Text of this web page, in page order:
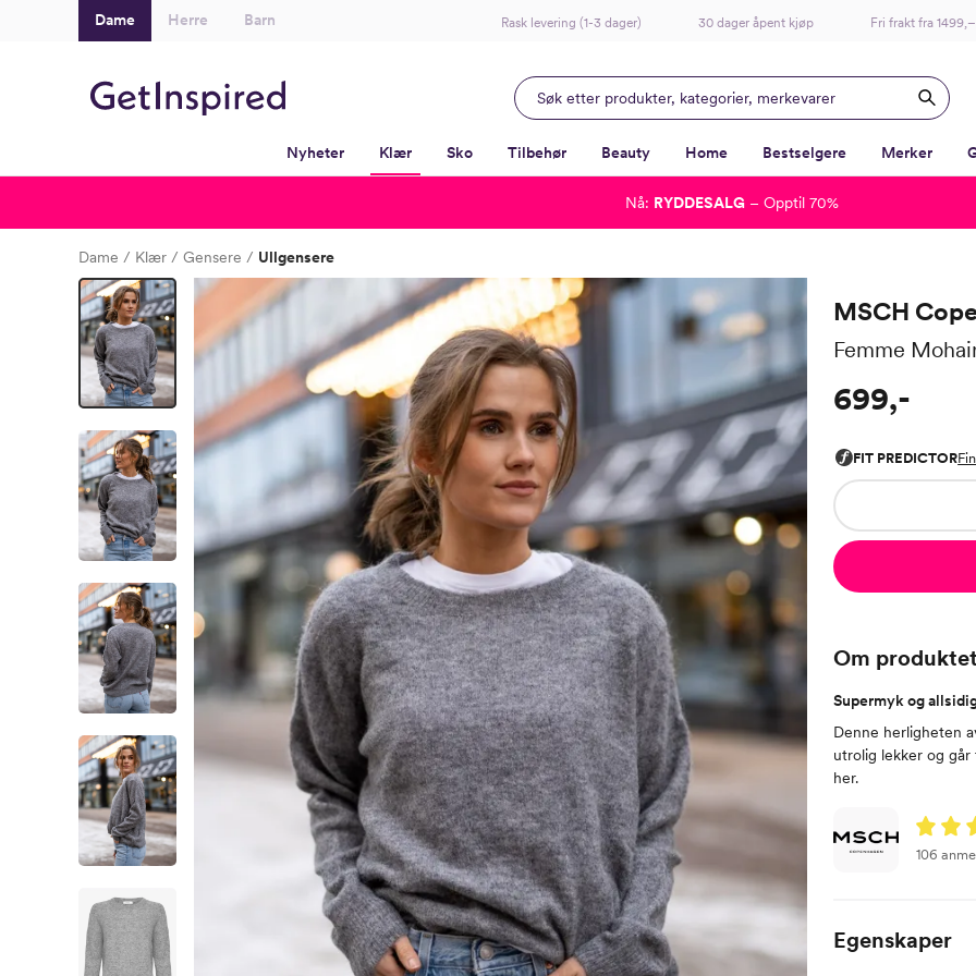
Dame Herre Barn Rask levering (1-3 dager) 30 dager åpent kjøp Fri frakt fra 1499,–
Nyheter Klær Sko Tilbehør Beauty Home Bestselgere Merker
Dame Klær Gensere Ullgensere
MSCH
Femme
699,-
Om
Supermyk og
Denne herligheten
utrolig lekker og
her.
106
Egenskaper
Nå: RYDDESALG – Opptil 70%
-
-
-
-